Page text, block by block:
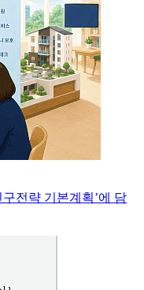
전략 기본계획’에 담